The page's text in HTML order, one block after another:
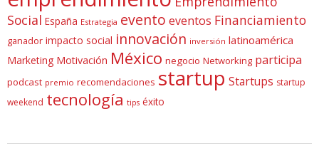
Social España Estrategia evento eventos Financiamiento
ganador impacto social innovación inversión latinoamérica
Marketing Motivación México negocio Networking participa
podcast premio recomendaciones startup Startups startup
weekend tecnología tips éxito